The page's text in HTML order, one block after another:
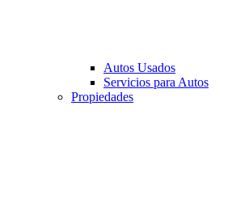
Autos Usados
Servicios para Autos
Propiedades